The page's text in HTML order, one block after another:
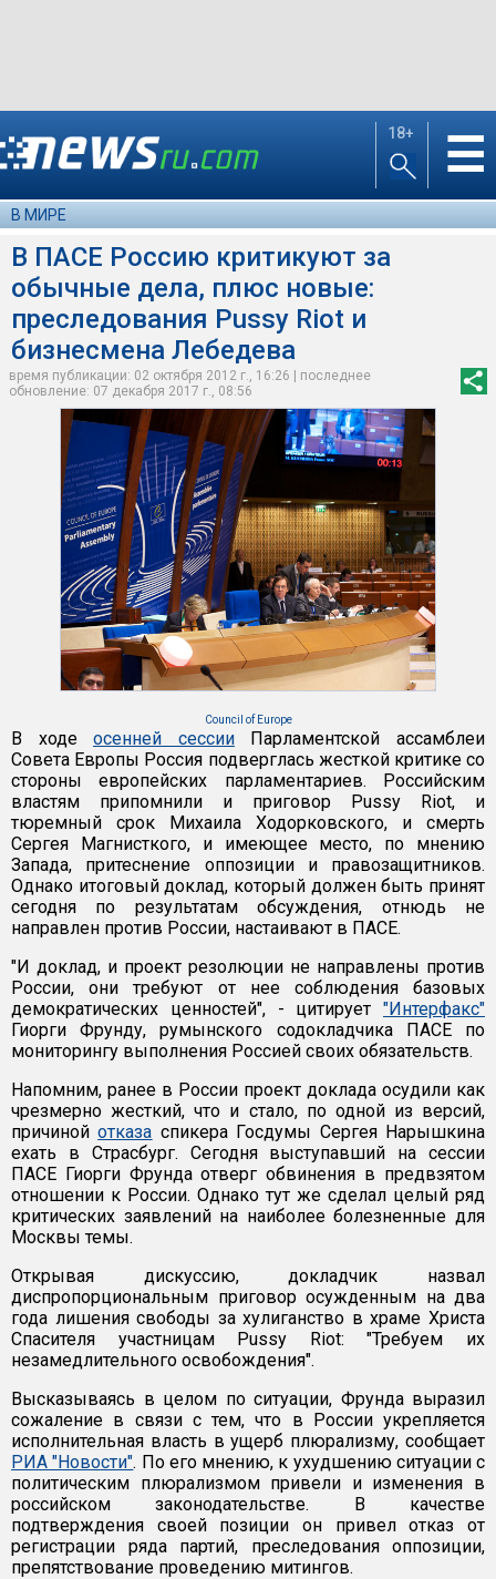
18+ ☰
В МИРЕ
В ПАСЕ Россию критикуют за
обычные дела, плюс новые:
преследования Pussy Riot и
бизнесмена Лебедева
время публикации: 02 октября 2012 г., 16:26 | последнее
обновление: 07 декабря 2017 г., 08:56
Council of Europe
В ходеосенней сессииПарламентской ассамблеи
Совета Европы Россия подверглась жесткой критике со
стороны европейских парламентариев. Российским
властям припомнили и приговор Pussy Riot, и
тюремный срок Михаила Ходорковского, и смерть
Сергея Магнисткого, и имеющее место, по мнению
Запада, притеснение оппозиции и правозащитников.
Однако итоговый доклад, который должен быть принят
сегодня по результатам обсуждения, отнюдь не
направлен против России, настаивают в ПАСЕ.
"И доклад, и проект резолюции не направлены против
России, они требуют от нее соблюдения базовых
демократических ценностей", - цитирует "Интерфакс"
Гиорги Фрунду, румынского содокладчика ПАСЕ по
мониторингу выполнения Россией своих обязательств.
Напомним, ранее в России проект доклада осудили как
чрезмерно жесткий, что и стало, по одной из версий,
причинойотказа спикера Госдумы Сергея Нарышкина
ехать в Страсбург. Сегодня выступавший на сессии
ПАСЕ Гиорги Фрунда отверг обвинения в предвзятом
отношении к России. Однако тут же сделал целый ряд
критических заявлений на наиболее болезненные для
Москвы темы.
Открывая дискуссию, докладчик назвал
диспропорциональным приговор осужденным на два
года лишения свободы за хулиганство в храме Христа
Спасителя участницам Pussy Riot: "Требуем их
незамедлительного освобождения".
Высказываясь в целом по ситуации, Фрунда выразил
сожаление в связи с тем, что в России укрепляется
исполнительная власть в ущерб плюрализму, сообщает
РИА "Новости". По его мнению, к ухудшению ситуации с
политическим плюрализмом привели и изменения в
российском законодательстве. В качестве
подтверждения своей позиции он привел отказ от
регистрации ряда партий, преследования оппозиции,
препятствование проведению митингов.